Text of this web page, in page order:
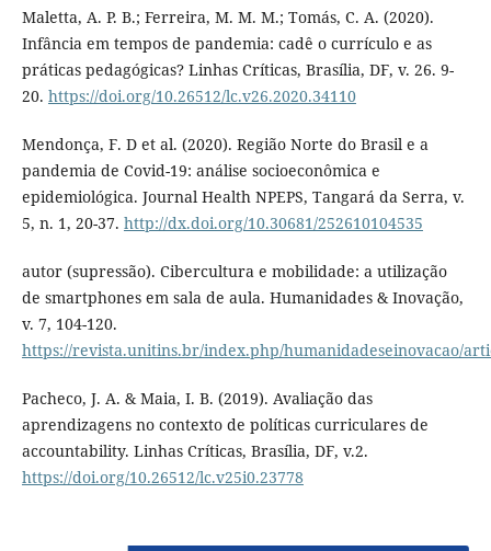
Maletta, A. P. B.; Ferreira, M. M. M.; Tomás, C. A. (2020).
Infância em tempos de pandemia: cadê o currículo e as
práticas pedagógicas? Linhas Críticas, Brasília, DF, v. 26. 9-
20. https://doi.org/10.26512/lc.v26.2020.34110
Mendonça, F. D et al. (2020). Região Norte do Brasil e a
pandemia de Covid-19: análise socioeconômica e
epidemiológica. Journal Health NPEPS, Tangará da Serra, v.
5, n. 1, 20-37. http://dx.doi.org/10.30681/252610104535
autor (supressão). Cibercultura e mobilidade: a utilização
de smartphones em sala de aula. Humanidades & Inovação,
v. 7, 104-120.
https://revista.unitins.br/index.php/humanidadeseinovacao/
Pacheco, J. A. & Maia, I. B. (2019). Avaliação das
aprendizagens no contexto de políticas curriculares de
accountability. Linhas Críticas, Brasília, DF, v.2.
https://doi.org/10.26512/lc.v25i0.23778